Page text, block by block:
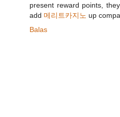
present reward points,
add 메리트카지노 up
Balas